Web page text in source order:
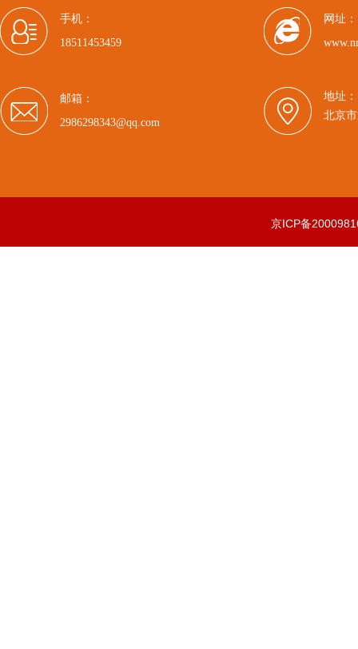
手机：
18511453459
网址：
邮箱：
2986298343@qq.com
地址：
北京
京ICP备